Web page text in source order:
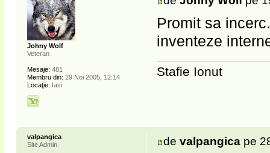
Promit sa
inventeze
Stafie Ionut
Johny Wolf
Veteran
Mesaje: 481
Membru din: 29 Noi 2005, 12:14
Locaţie: Iasi
devalpangica pe
valpangica
Site Admin